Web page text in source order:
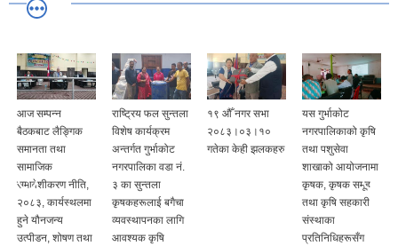
आज सम्पन्न
बैठकबाट लैङ्गिक
समानता तथा
सामाजिक
समावेशीकरण नीति,
२०८३, कार्यस्थलमा
हुने यौनजन्य
उत्पीडन, शोषण तथा
राष्ट्रिय फल सुन्तला
विशेष कार्यक्रम
अन्तर्गत गुर्भाकोट
नगरपालिका वडा नं.
३ का सुन्तला
कृषकहरूलाई बगैचा
व्यवस्थापनका लागि
आवश्यक कृषि
१९ ‍औँ नगर सभा
२०८३।०३।१०
गतेका केही झलकहरु
यस गुर्भाकोट
नगरपालिकाको कृषि
तथा पशुसेवा
शाखाको आयोजनामा
कृषक, कृषक समूह
तथा कृषि सहकारी
संस्थाका
प्रतिनिधिहरूसँग